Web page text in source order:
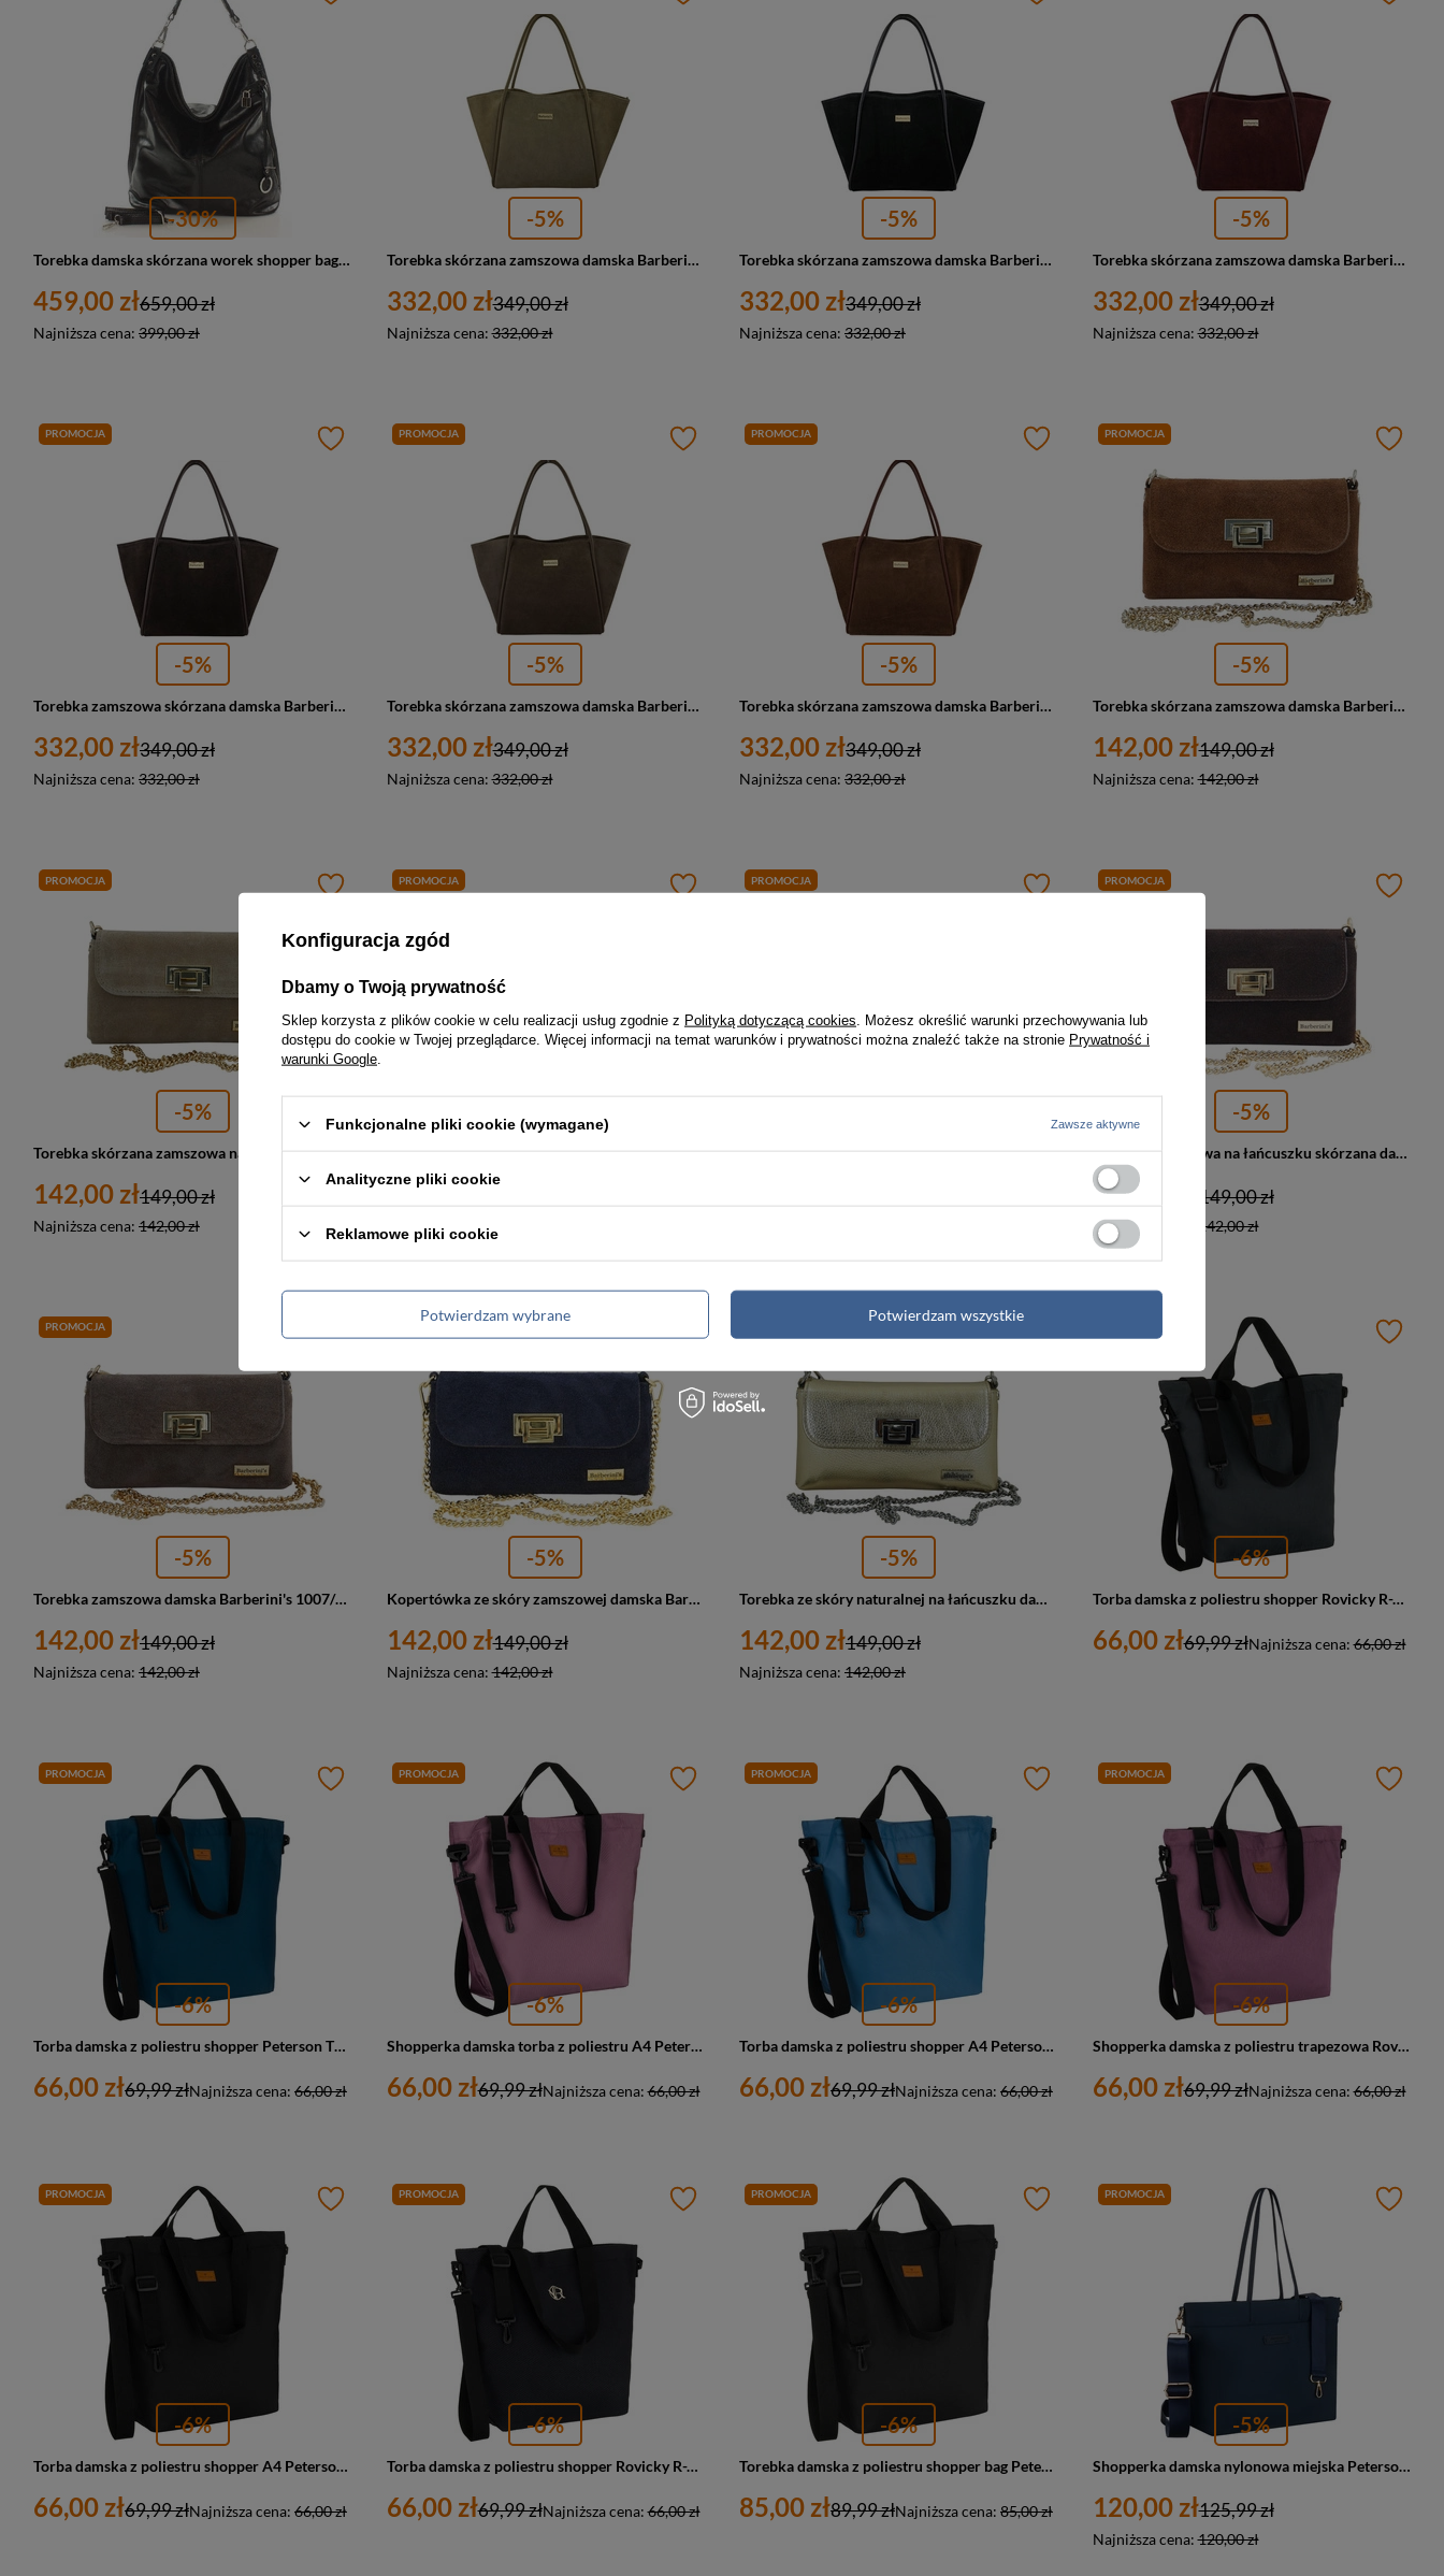
-30%
Torebka damska skórzana worek shopper bag czarny A4 Marco Mazzini s92a
459,00 zł
Najniższa cena: 399,00 zł
659,00 zł
-5%
Torebka skórzana zamszowa damska Barberini's 1008-2 shopperka A4 beżowa
332,00 zł
Najniższa cena:332,00 zł
349,00 zł
-5%
Torebka skórzana zamszowa damska Barberini's 1008-1 shopper A4 czarna
332,00 zł
Najniższa cena: 332,00 zł
349,00 zł
-5%
Torebka skórzana zamszowa damska Barberini's 1008-5 shopperka A4 bordowa
332,00 zł
Najniższa cena:332,00 zł
349,00 zł
PROMOCJA
-5%
Torebka zamszowa skórzana damska Barberini's 1008-11 shopper A4 ciemnobrązowa
332,00 zł
Najniższa cena: 332,00 zł
349,00 zł
PROMOCJA
-5%
Torebka skórzana zamszowa damska Barberini's 1008-9 shopper A4 ciemnobeżowa
332,00 zł
Najniższa cena:332,00 zł
349,00 zł
PROMOCJA
-5%
Torebka skórzana zamszowa damska Barberini's 1008-6 shopper A4 brązowa
332,00 zł
Najniższa cena: 332,00 zł
349,00 zł
PROMOCJA
-5%
Torebka skórzana zamszowa damska Barberini's 1007/1-6 kopertówka na łańcuszku brązowa
142,00 zł
Najniższa cena:142,00 zł
149,00 zł
PROMOCJA
-5%
142,00 zł
Najniższa cena: 142,00 zł
149,00 zł
PROMOCJA
142,00 zł
Najniższa cena:
PROMOCJA PROMOCJA
-5%
Torebka zamszowa na łańcuszku skórzana damska Barberini's 1007/1-11 kopertówka ciemnobrązowa
142,00 zł
Najniższa cena: 142,00 zł
149,00 zł
PROMOCJA
-5%
Torebka zamszowa damska Barberini's 1007/1-9 kopertówka na łańcuszku ciemnobeżowa
142,00 zł
Najniższa cena: 142,00 zł
149,00 zł
-5%
Kopertówka ze skóry zamszowej damska Barberini's 1007/1-4 na łańcuszku granatowa
142,00 zł
Najniższa cena:142,00 zł
149,00 zł
-5%
Torebka ze skóry naturalnej na łańcuszku damska Barberini's 1007/2-17 kopertówka złota
142,00 zł
Najniższa cena: 142,00 zł
149,00 zł
-6%
Torba damska z poliestru shopper Rovicky R-TZ15605-ZJ duża A4 szara
66,00 zł Najniższa cena:66,00 zł
69,99 zł
PROMOCJA
-6%
Torba damska z poliestru shopper Peterson TZ15605D duża A4 turkusowa
66,00 zł Najniższa cena: 66,00 zł
69,99 zł
PROMOCJA
-6%
Shopperka damska torba z poliestru A4 Peterson TZ15605D duża różowa
66,00 zł Najniższa cena:66,00 zł
69,99 zł
PROMOCJA
-6%
Torba damska z poliestru shopper A4 Peterson TZ15605D duża błękitna
66,00 zł Najniższa cena: 66,00 zł
69,99 zł
PROMOCJA
-6%
Shopperka damska z poliestru trapezowa Rovicky R-TZ15605-ZJ duża A4 fioletowa
66,00 zł Najniższa cena:66,00 zł
69,99 zł
PROMOCJA
-6%
Torba damska z poliestru shopper A4 Peterson TZ15605D duża czarna
66,00 zł Najniższa cena: 66,00 zł
69,99 zł
PROMOCJA
-6%
Torba damska z poliestru shopper Rovicky R-TZ15605-ZH duża A4 czarna
66,00 zł Najniższa cena:66,00 zł
69,99 zł
PROMOCJA
-6%
Torebka damska z poliestru shopper bag Peterson TZ15605 duża A4 czarna
85,00 zł Najniższa cena: 85,00 zł
89,99 zł
PROMOCJA
-5%
Shopperka damska nylonowa miejska Peterson JN-10 duża A4 granatowa
120,00 zł
Najniższa cena:120,00 zł
125,99 zł
Konfiguracja zgód
Dbamy o Twoją prywatność
Sklep korzysta z plików cookie w celu realizacji usług zgodnie z Polityką dotyczącą cookies . Możesz określić warunki przechowywania lub
dostępu do cookie w Twojej przeglądarce. Więcej informacji na temat warunków i prywatności można znaleźć także na stronie Prywatność i
warunki Google
Funkcjonalne pliki cookie (wymagane) Zawsze aktywne
Analityczne pliki cookie
Reklamowe pliki cookie
Potwierdzam wybrane Potwierdzam wszystkie